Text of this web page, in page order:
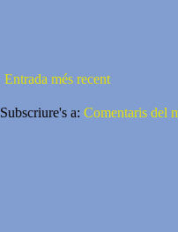
Entrada més recent
Subscriure's a: Comentaris del